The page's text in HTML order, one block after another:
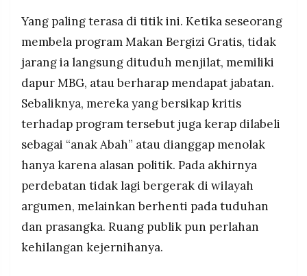
Yang paling terasa di titik ini. Ketika seseorang
membela program Makan Bergizi Gratis, tidak
jarang ia langsung dituduh menjilat, memiliki
dapur MBG, atau berharap mendapat jabatan.
Sebaliknya, mereka yang bersikap kritis
terhadap program tersebut juga kerap dilabeli
sebagai “anak Abah” atau dianggap menolak
hanya karena alasan politik. Pada akhirnya
perdebatan tidak lagi bergerak di wilayah
argumen, melainkan berhenti pada tuduhan
dan prasangka. Ruang publik pun perlahan
kehilangan kejernihanya.